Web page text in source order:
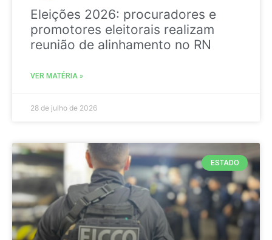
Eleições 2026: procuradores e
promotores eleitorais realizam
reunião de alinhamento no RN
VER MATÉRIA »
28 de julho de 2026
ESTADO